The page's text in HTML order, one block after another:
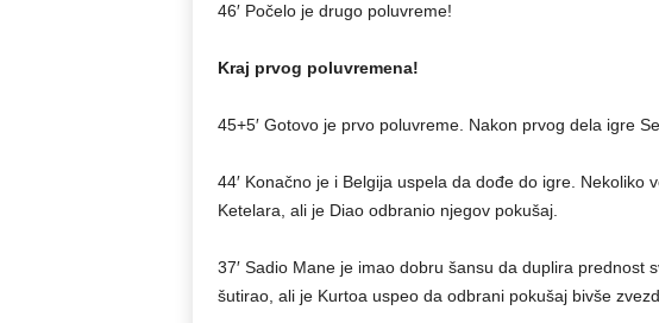
46′ Počelo je drugo poluvreme!
Kraj prvog poluvremena!
45+5′ Gotovo je prvo poluvreme. Nakon prvog dela igre
44′ Konačno je i Belgija uspela da dođe do igre. Nekoliko
Ketelara, ali je Diao odbranio njegov pokušaj.
37′ Sadio Mane je imao dobru šansu da duplira prednost
šutirao, ali je Kurtoa uspeo da odbrani pokušaj bivše